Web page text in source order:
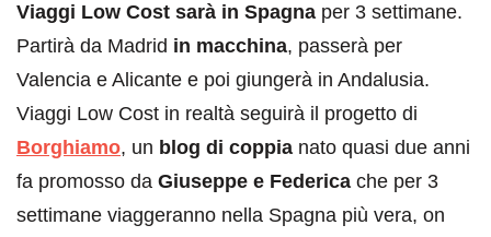
Viaggi Low Cost sarà in Spagna per 3 settimane.
Partirà da Madrid in macchina, passerà per
Valencia e Alicante e poi giungerà in Andalusia.
Viaggi Low Cost in realtà seguirà il progetto di
Borghiamo, un blog di coppia nato quasi due anni
fa promosso da Giuseppe e Federica che per 3
settimane viaggeranno nella Spagna più vera, on